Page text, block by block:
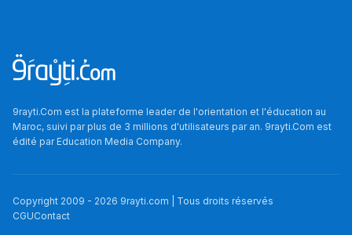
Ki Derti Liha
باش تقدر تساعد الناس
يلقاو التوازن من الدّاخل
9rayti.Com est la plateforme leader de l'orientation et l'éducation au
Maroc, suivi par plus de 3 millions d'utilisateurs par an. 9rayti.Com est
édité parEducation Media Company.
Copyright 2009 - 2026 9rayti.com | Tous droits réservés
CGUContact